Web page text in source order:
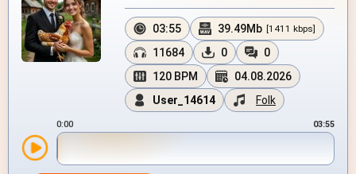
03:55 39.49Mb [1411 kbps]
11684 0
0
120 BPM
04.08.2026
User_14614
Folk
0:00 03:55